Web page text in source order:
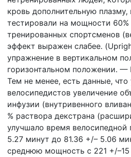
кровь дополнительную плазму,
тестировали на мощности 60%
тренированных спортсменов
эффект выражен слабее.
упражнение в вертикальном
горизонтальном положении. —
Тем не менее, есть данные,
велосипедистов увеличение
инфузии (внутривенного
% раствора декстрана
улучшало время велосипедной
5.27 минут до 81.36 +/– 5.06
среднюю мощность с 221 +/–15